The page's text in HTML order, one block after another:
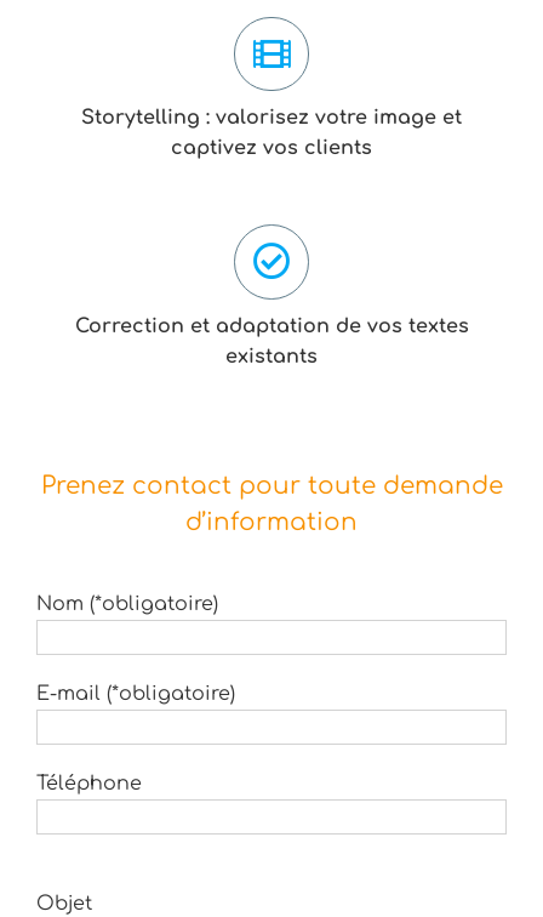
Storytelling : valorisez votre image et
captivez vos clients
Correction et adaptation de vos textes
existants
Prenez contact pour toute demande
d’information
Nom (*obligatoire)
E-mail (*obligatoire)
Téléphone
Objet